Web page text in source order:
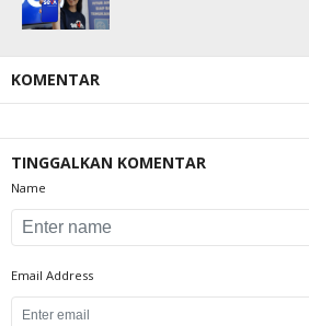
KOMENTAR
TINGGALKAN KOMENTAR
Name
Email Address